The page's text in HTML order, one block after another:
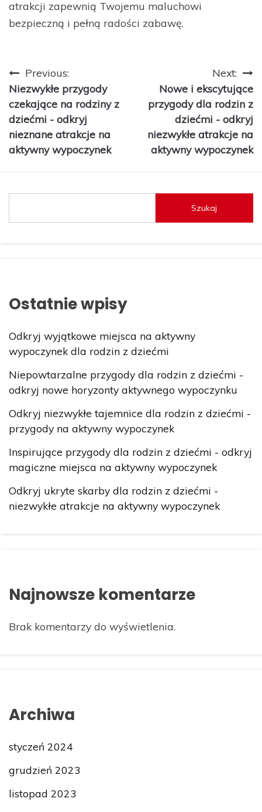
atrakcji zapewnią Twojemu maluchowi
bezpieczną i pełną radości zabawę.
Nawigacja
wpisu
Previous:
Niezwykłe przygody
czekające na rodziny z
dziećmi - odkryj
nieznane atrakcje na
aktywny wypoczynek
Next:
Nowe i ekscytujące
przygody dla rodzin z
dziećmi - odkryj
niezwykłe atrakcje na
aktywny wypoczynek
Szukaj
Ostatnie wpisy
Odkryj wyjątkowe miejsca na aktywny
wypoczynek dla rodzin z dziećmi
Niepowtarzalne przygody dla rodzin z dziećmi -
odkryj nowe horyzonty aktywnego wypoczynku
Odkryj niezwykłe tajemnice dla rodzin z dziećmi -
przygody na aktywny wypoczynek
Inspirujące przygody dla rodzin z dziećmi - odkryj
magiczne miejsca na aktywny wypoczynek
Odkryj ukryte skarby dla rodzin z dziećmi -
niezwykłe atrakcje na aktywny wypoczynek
Najnowsze komentarze
Brak komentarzy do wyświetlenia.
Archiwa
styczeń 2024
grudzień 2023
listopad 2023